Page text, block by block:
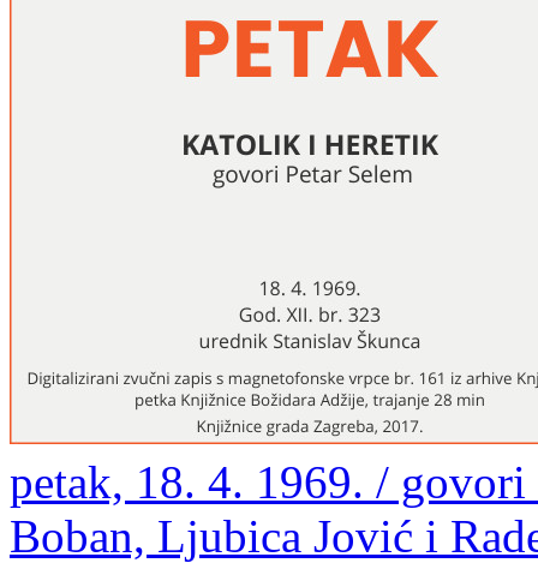
petak, 18. 4. 1969. /
Boban, Ljubica Jović i